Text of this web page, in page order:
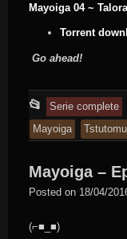
Mayoiga 04 ~
Torrent
Go ahead!
📂 This
entry
was
posted
in
Serie complete
Mayoiga
Mayoiga –
Posted on 18/04/
(⌐■_■)